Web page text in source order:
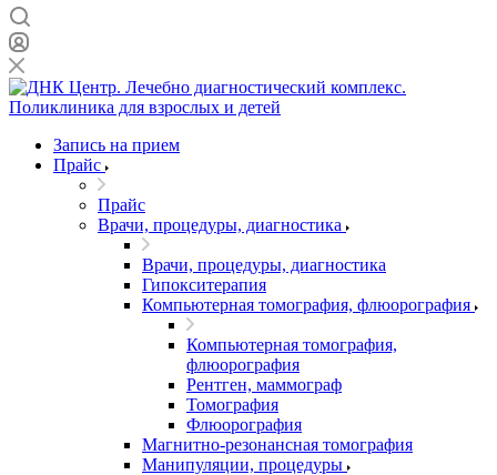
Запись на прием
Прайс
Прайс
Врачи, процедуры, диагностика
Врачи, процедуры, диагностика
Гипокситерапия
Компьютерная томография, флюорография
Компьютерная томография,
флюорография
Рентген, маммограф
Томография
Флюорография
Магнитно-резонансная томография
Манипуляции, процедуры